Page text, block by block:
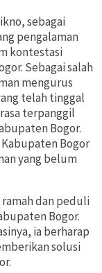
sebagai
pengalaman
kontestasi
Sebagai salah
mengurus
telah tinggal
terpanggil
Bogor.
Bogor
yang belum
dan peduli
Bogor.
ia berharap
solusi